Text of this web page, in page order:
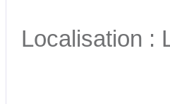
Localisation :